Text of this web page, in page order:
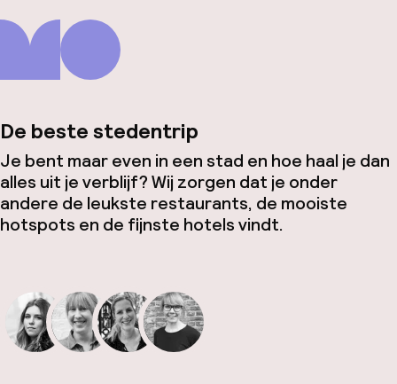
De beste stedentrip
Je bent maar even in een stad en hoe haal je dan
alles uit je verblijf? Wij zorgen dat je onder
andere de leukste restaurants, de mooiste
hotspots en de fijnste hotels vindt.